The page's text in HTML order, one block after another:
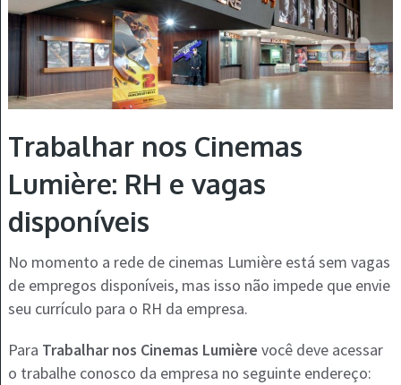
Trabalhar nos Cinemas
Lumière: RH e vagas
disponíveis
No momento a rede de cinemas Lumière está sem vagas
de empregos disponíveis, mas isso não impede que envie
seu currículo para o RH da empresa.
Para Trabalhar nos Cinemas Lumière você deve acessar
o trabalhe conosco da empresa no seguinte endereço: